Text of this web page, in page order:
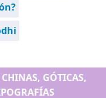
GÓTICAS,